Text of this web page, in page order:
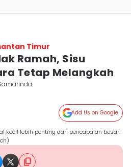
Timur
Ramah, Sisu
Tetap Melangkah
Add Us on Google
kecil lebih penting dari pencapaian besar.